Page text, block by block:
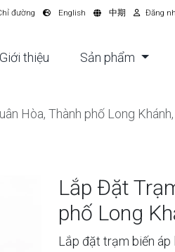
đường English 中期 Đăng
Giới thiệu Sản phẩm
Hòa, Thành phố Long
Lắp Đặt
phố Long
Lắp đặt trạm biến áp